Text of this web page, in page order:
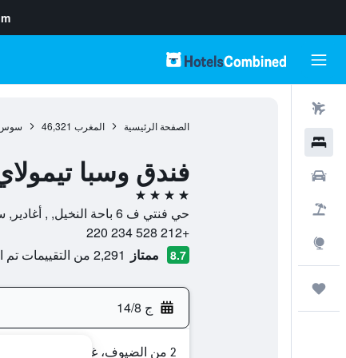
الصفحة الرئيسية المغرب 46,321 سوس
فندق وسبا
4 نجوم
حي فنتي ف 6 باحة النخيل, , أغادير, سوس - ماسة - درعة, المغرب
+212 528 234 220
8.7 ممتاز 2,291 من التقييمات تم التحقق منها
ج 14/8
2 من الضيوف، غرفة واحدة